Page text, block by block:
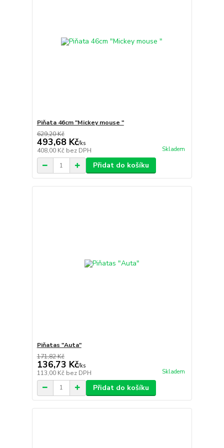
Piňata 46cm "Mickey mouse "
629,20 Kč
493,68 Kč/ks
408,00 Kč bez DPH Skladem
Přidat do košíku
Piňatas "Auta"
171,82 Kč
136,73 Kč/ks
113,00 Kč bez DPH Skladem
Přidat do košíku